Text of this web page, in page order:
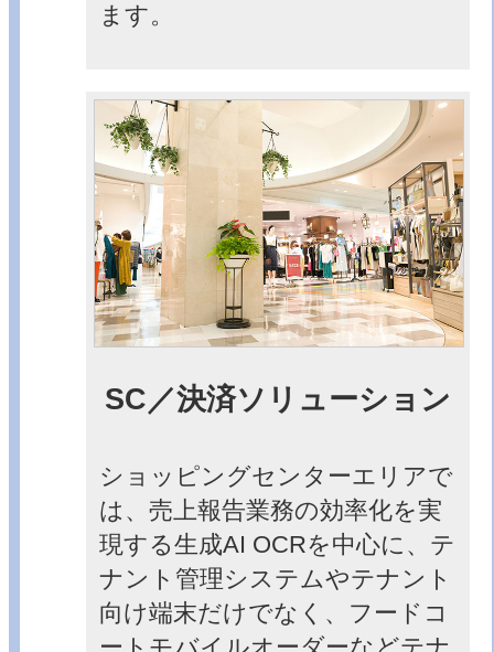
ます。
SC／決済ソリューション
ショッピングセンターエリアで
は、売上報告業務の効率化を実
現する生成AI OCRを中心に、テ
ナント管理システムやテナント
向け端末だけでなく、フードコ